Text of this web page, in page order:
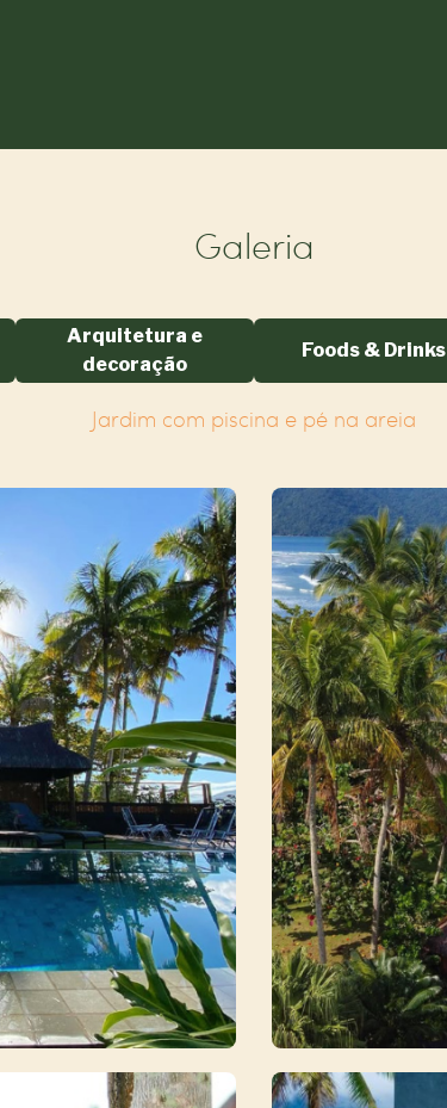
Galeria
Arquitetura e
decoração
Foods & Drinks
Jardim com piscina e pé na areia